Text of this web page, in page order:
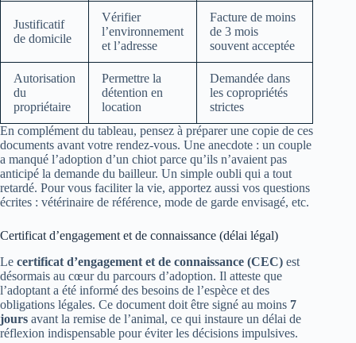
Justificatif
de domicile
Vérifier
l’environnement
et l’adresse
Facture de moins
de 3 mois
souvent acceptée
Autorisation
du
propriétaire
Permettre la
détention en
location
Demandée dans
les copropriétés
strictes
En complément du tableau, pensez à préparer une copie de ces
documents avant votre rendez-vous. Une anecdote : un couple
a manqué l’adoption d’un chiot parce qu’ils n’avaient pas
anticipé la demande du bailleur. Un simple oubli qui a tout
retardé. Pour vous faciliter la vie, apportez aussi vos questions
écrites : vétérinaire de référence, mode de garde envisagé, etc.
Certificat d’engagement et de connaissance (délai légal)
Le certificat d’engagement et de connaissance (CEC) est
désormais au cœur du parcours d’adoption. Il atteste que
l’adoptant a été informé des besoins de l’espèce et des
obligations légales. Ce document doit être signé au moins 7
jours avant la remise de l’animal, ce qui instaure un délai de
réflexion indispensable pour éviter les décisions impulsives.